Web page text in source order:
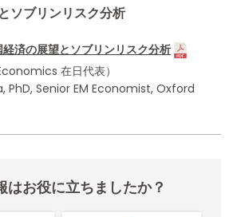
ソブリンリスク分析
済の展望とソブリンリスク分析
在日代表）
PhD, Senior EM Economist, Oxford
はお役に立ちましたか？